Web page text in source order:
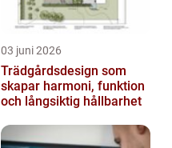
03 juni 2026
Trädgårdsdesign som
skapar harmoni, funktion
och långsiktig hållbarhet